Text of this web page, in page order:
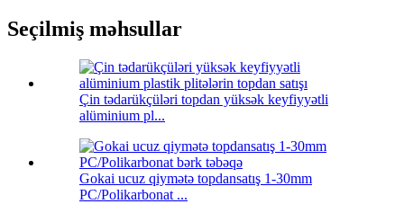
Seçilmiş məhsullar
Çin tədarükçüləri topdan yüksək keyfiyyətli
alüminium pl...
Gokai ucuz qiymətə topdansatış 1-30mm
PC/Polikarbonat ...